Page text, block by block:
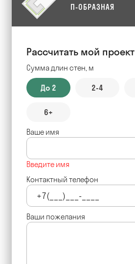
П-ОБРАЗНАЯ
Рассчитать мой проект
Сумма длин стен, м
До 2 2-4
6+
Ваше имя
Введите имя
Контактный телефон
Ваши пожелания